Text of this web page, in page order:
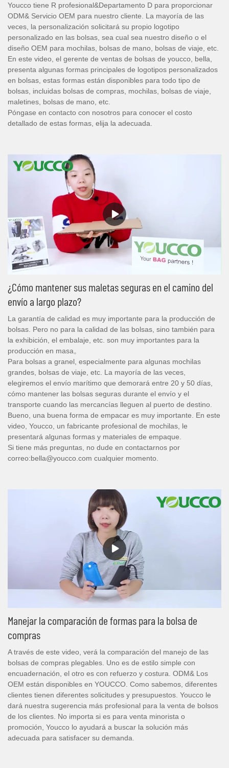
Youcco tiene R profesional&Departamento D para proporcionar
ODM& Servicio OEM para nuestro cliente. La mayoría de las
veces, la personalización solicitará su propio logotipo
personalizado en las bolsas, sea cual sea nuestro diseño o el
diseño OEM para mochilas, bolsas de mano, bolsas de viaje, etc.
En este video, el gerente de ventas de bolsas de youcco, bella,
presenta algunas formas principales de logotipos personalizados
en bolsas, estas formas están disponibles para todo tipo de
bolsas, incluidas bolsas de compras, mochilas, bolsas de viaje,
maletines, bolsas de mano, etc.
Póngase en contacto con nosotros para conocer el costo
detallado de estas formas, elija la adecuada.
¿Cómo mantener sus maletas seguras en el camino del
envío a largo plazo?
La garantía de calidad es muy importante para la producción de
bolsas. Pero no para la calidad de las bolsas, sino también para
la exhibición, el embalaje, etc. son muy importantes para la
producción en masa。
Para bolsas a granel, especialmente para algunas mochilas
grandes, bolsas de viaje, etc. La mayoría de las veces,
elegiremos el envío marítimo que demorará entre 20 y 50 días,
cómo mantener las bolsas seguras durante el envío y el
transporte cuando las mercancías lleguen al puerto de destino.
Bueno, una buena forma de empacar es muy importante. En este
video, Youcco, un fabricante profesional de mochilas, le
presentará algunas formas y materiales de empaque.
Si tiene más preguntas, no dude en contactarnos por
correo:bella@youcco.com cualquier momento.
Manejar la comparación de formas para la bolsa de
compras
A través de este video, verá la comparación del manejo de las
bolsas de compras plegables. Uno es de estilo simple con
encuadernación, el otro es con refuerzo y costura. ODM& Los
OEM están disponibles en YOUCCO. Como sabemos, diferentes
clientes tienen diferentes solicitudes y presupuestos. Youcco le
dará nuestra sugerencia más profesional para la venta de bolsos
de los clientes. No importa si es para venta minorista o
promoción, Youcco lo ayudará a buscar la solución más
adecuada para satisfacer su demanda.